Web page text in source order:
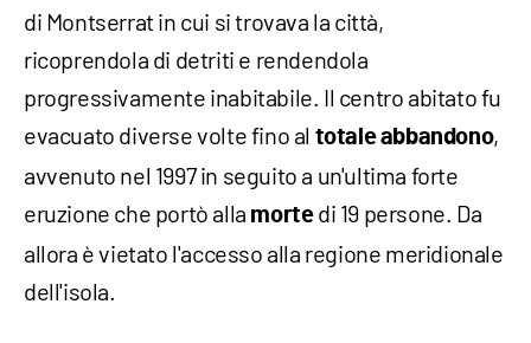
di Montserrat in cui si trovava la città,
ricoprendola di detriti e rendendola
progressivamente inabitabile. Il centro abitato fu
evacuato diverse volte fino al totale abbandono,
avvenuto nel 1997 in seguito a un'ultima forte
eruzione che portò alla mortedi 19 persone. Da
allora è vietato l'accesso alla regione meridionale
dell'isola.